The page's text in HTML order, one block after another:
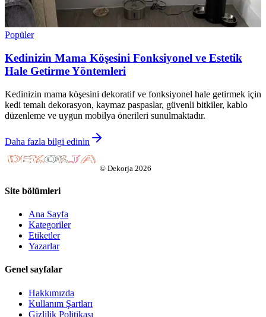
Popüler
Kedinizin Mama Köşesini Fonksiyonel ve Estetik
Hale Getirme Yöntemleri
Kedinizin mama köşesini dekoratif ve fonksiyonel hale getirmek için
kedi temalı dekorasyon, kaymaz paspaslar, güvenli bitkiler, kablo
düzenleme ve uygun mobilya önerileri sunulmaktadır.
Daha fazla bilgi edinin
© Dekorja 2026
Site bölümleri
Ana Sayfa
Kategoriler
Etiketler
Yazarlar
Genel sayfalar
Hakkımızda
Kullanım Şartları
Gizlilik Politikası